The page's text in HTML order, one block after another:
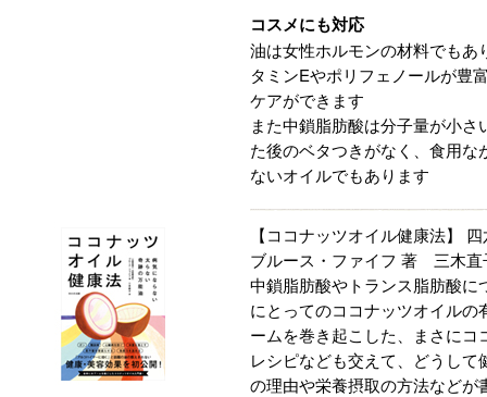
コスメにも対応
油は女性ホルモンの材料でも
タミンEやポリフェノールが豊
ケアができます
また中鎖脂肪酸は分子量が小
た後のベタつきがなく、食用
ないオイルでもあります
【ココナッツオイル健康法】
ブルース・ファイフ 著 三木
中鎖脂肪酸やトランス脂肪酸
にとってのココナッツオイル
ームを巻き起こした、まさに
レシピなども交えて、どうし
の理由や栄養摂取の方法などが